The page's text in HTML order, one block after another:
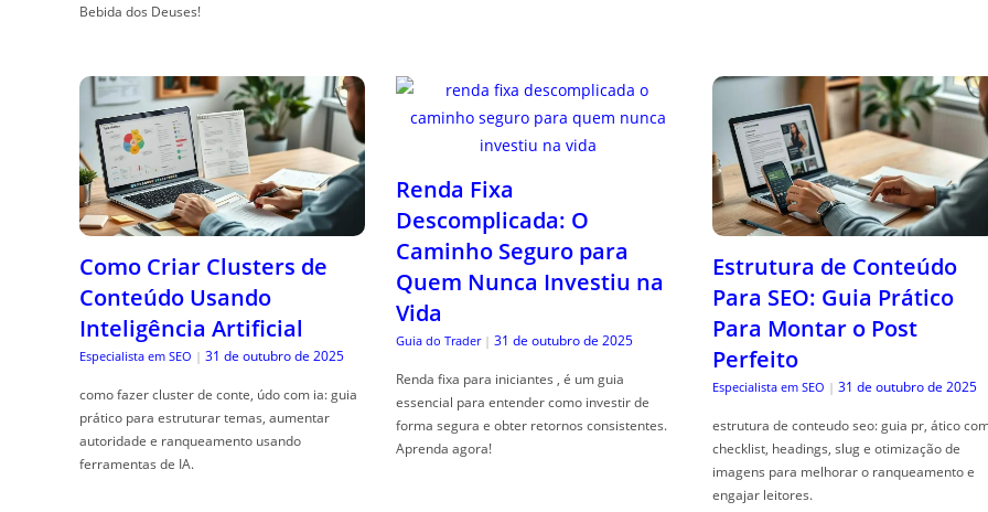
Bebida dos Deuses!
Como Criar Clusters de
Conteúdo Usando
Inteligência Artificial
Especialista em SEO | 31 de outubro de 2025
como fazer cluster de conte, údo com ia: guia
prático para estruturar temas, aumentar
autoridade e ranqueamento usando
ferramentas de IA.
Renda Fixa
Descomplicada: O
Caminho Seguro para
Quem Nunca Investiu na
Vida
Guia do Trader | 31 de outubro de 2025
Renda fixa para iniciantes , é um guia
essencial para entender como investir de
forma segura e obter retornos consistentes.
Aprenda agora!
Estrutura de Conteúdo
Para SEO: Guia Prático
Para Montar o Post
Perfeito
Especialista em SEO | 31 de outubro de 2025
estrutura de conteudo seo: guia pr, ático
checklist, headings, slug e otimização de
imagens para melhorar o ranqueamento e
engajar leitores.